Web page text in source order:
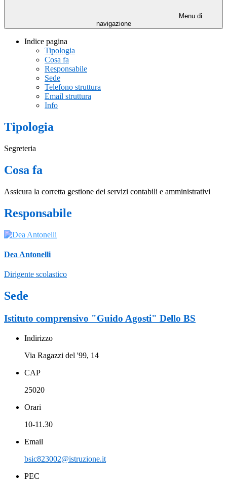
Menu di
navigazione
Indice pagina
Tipologia
Cosa fa
Responsabile
Sede
Telefono struttura
Email struttura
Info
Tipologia
Segreteria
Cosa fa
Assicura la corretta gestione dei servizi contabili e amministrativi
Responsabile
Dea Antonelli
Dirigente scolastico
Sede
Istituto comprensivo "Guido Agosti" Dello BS
Indirizzo
Via Ragazzi del '99, 14
CAP
25020
Orari
10-11.30
Email
bsic823002@istruzione.it
PEC